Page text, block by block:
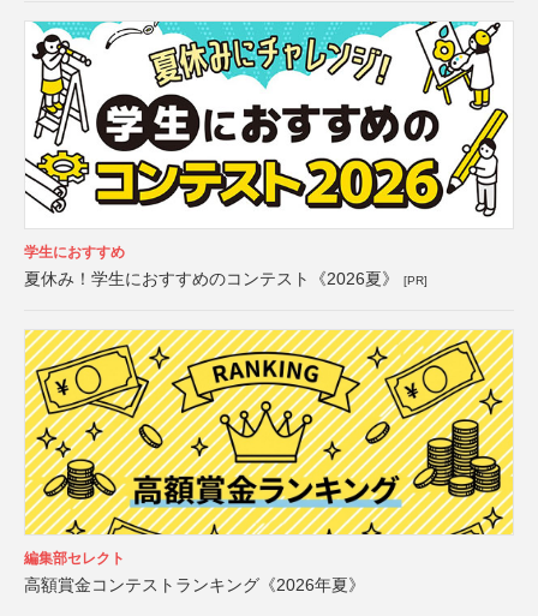
学生におすすめ
夏休み！学生におすすめのコンテスト《2026夏》 [PR]
編集部セレクト
高額賞金コンテストランキング《2026年夏》